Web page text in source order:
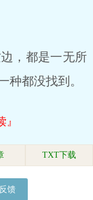
，都是一无所
种都没找到。
TXT下载
馈